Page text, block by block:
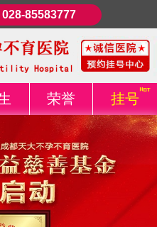
028-85583777
荣誉 挂号